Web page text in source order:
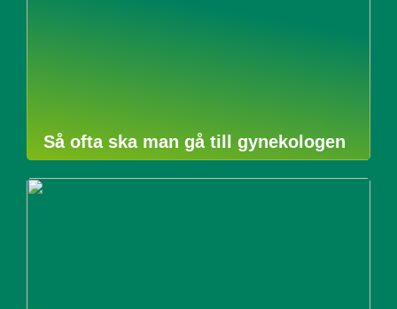
Så ofta ska man gå till gynekologen